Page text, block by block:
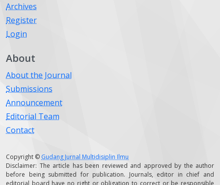
Archives
Register
Login
About
About the Journal
Submissions
Announcement
Editorial Team
Contact
Copyright © Gudang Jurnal Multidisiplin Ilmu
Disclaimer: The article has been reviewed and approved by the author
before being submitted for publication. Journals, editor in chief and
editorial board have no right or obligation to correct or be responsible